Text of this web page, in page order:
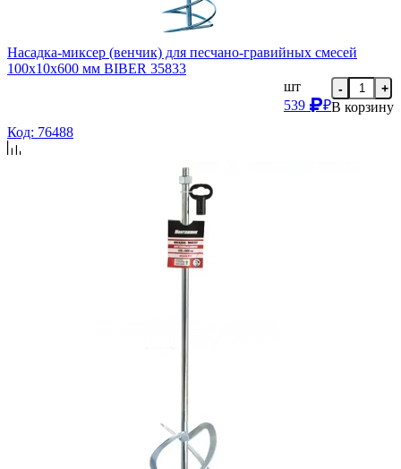
Насадка-миксер (венчик) для песчано-гравийных смесей
100х10х600 мм BIBER 35833
шт
539
₽
- +
В корзину
Код: 76488